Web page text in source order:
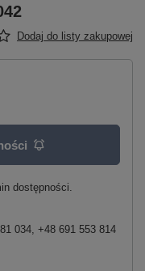
Dodaj do listy zakupowej
dostępności
034, +48 691 553 814